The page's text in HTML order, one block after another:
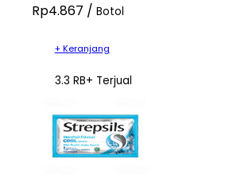
Rp4.867 / Botol
+ Keranjang
3.3 RB+ Terjual